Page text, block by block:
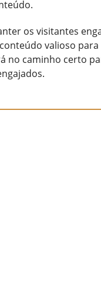
os visitantes
valioso
no caminho certo